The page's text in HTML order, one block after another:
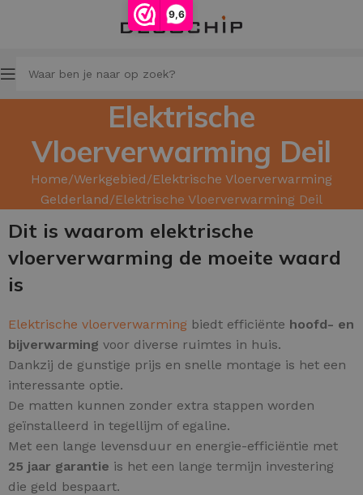
9,6
Elektrische
Vloerverwarming Deil
Home Werkgebied Elektrische Vloerverwarming
Gelderland Elektrische Vloerverwarming Deil
Dit is waarom elektrische
vloerverwarming de moeite waard
is
Elektrische vloerverwarming biedt efficiënte hoofd- en
bijverwarming voor diverse ruimtes in huis.
Dankzij de gunstige prijs en snelle montage is het een
interessante optie.
De matten kunnen zonder extra stappen worden
geïnstalleerd in tegellijm of egaline.
Met een lange levensduur en energie-efficiëntie met
25 jaar garantie is het een lange termijn investering
die geld bespaart.